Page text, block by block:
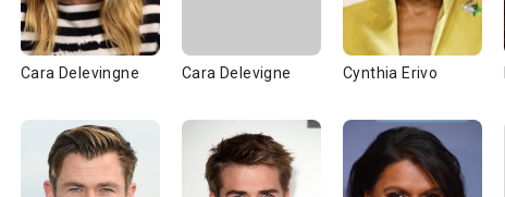
Cara Delevingne Cara Delevigne Cynthia Erivo